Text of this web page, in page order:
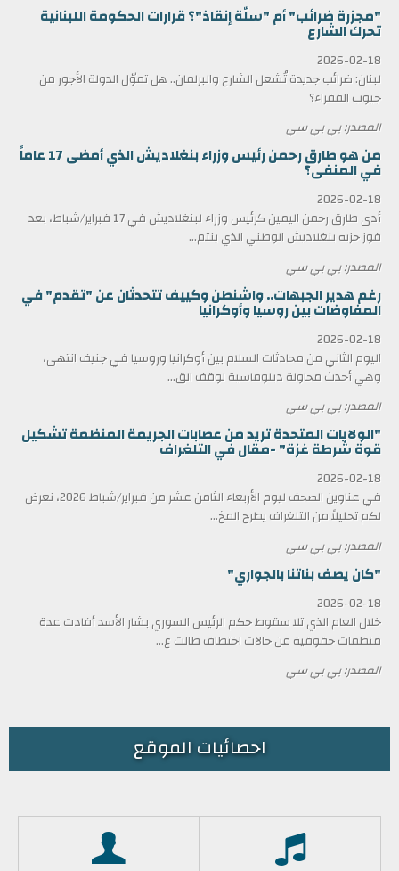
"مجزرة ضرائب" أم "سلّة إنقاذ"؟ قرارات الحكومة اللبنانية
تحرك الشارع
2026-02-18
لبنان: ضرائب جديدة تُشعل الشارع والبرلمان.. هل تموّل الدولة الأجور من
جيوب الفقراء؟
المصدر: بي بي سي
من هو طارق رحمن رئيس وزراء بنغلاديش الذي أمضى 17 عاماً
في المنفى؟
2026-02-18
أدى طارق رحمن اليمين كرئيس وزراء لبنغلاديش في 17 فبراير/شباط، بعد
فوز حزبه بنغلاديش الوطني الذي ينتم...
المصدر: بي بي سي
رغم هدير الجبهات.. واشنطن وكييف تتحدثان عن "تقدم" في
المفاوضات بين روسيا وأوكرانيا
2026-02-18
اليوم الثاني من محادثات السلام بين أوكرانيا وروسيا في جنيف انتهى،
وهي أحدث محاولة دبلوماسية لوقف الق...
المصدر: بي بي سي
"الولايات المتحدة تريد من عصابات الجريمة المنظمة تشكيل
قوة شرطة غزة" -مقال في التلغراف
2026-02-18
في عناوين الصحف ليوم الأربعاء الثامن عشر من فبراير/شباط 2026، نعرض
لكم تحليلاً من التلغراف يطرح المخ...
المصدر: بي بي سي
"كان يصف بناتنا بالجواري"
2026-02-18
خلال العام الذي تلا سقوط حكم الرئيس السوري بشار الأسد أفادت عدة
منظمات حقوقية عن حالات اختطاف طالت ع...
المصدر: بي بي سي
احصائيات الموقع